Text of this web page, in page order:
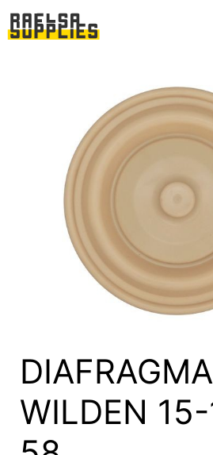
DIAFRAGMA
WILDEN